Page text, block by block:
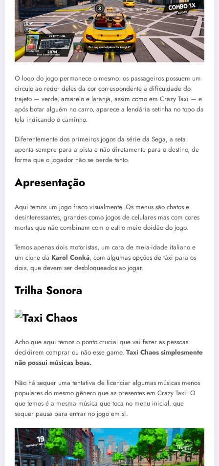
O loop do jogo permanece o mesmo: os passageiros possuem um
círculo ao redor deles da cor correspondente a dificuldade do
trajeto — verde, amarelo e laranja, assim como em Crazy Taxi — e
após botar alguém no carro, aparece a lendária setinha no topo da
tela indicando o caminho.
Diferentemente dos primeiros jogos da série da Sega, a seta
aponta sempre para a pista e não diretamente para o destino, de
forma que o jogador não se perde tanto.
Apresentação
Aqui temos um jogo fraco visualmente. Os menus são chatos e
desinteressantes, grandes como jogos de celulares mas com cores
mortas que não combinam com o estilo meio doidão do jogo.
Temos apenas dois motoristas, um cara de meia-idade italiano e
um clone da Karol Conká, com algumas opções de táxi para os
dois, que devem ser desbloqueados ao jogar.
Trilha Sonora
Acho que aqui temos o ponto crucial que vai fazer as pessoas
decidirem comprar ou não esse game. Taxi Chaos simplesmente
não possui músicas boas.
Não há sequer uma tentativa de licenciar algumas músicas menos
populares do mesmo gênero que as presentes em Crazy Taxi. O
que temos é a mesma música que toca no menu inicial, que
sequer pausa para entrar no jogo em si.